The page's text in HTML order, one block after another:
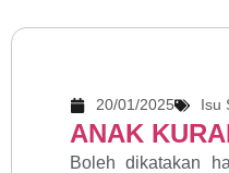
20/01/2025 Isu
ANAK
Boleh dikatakan